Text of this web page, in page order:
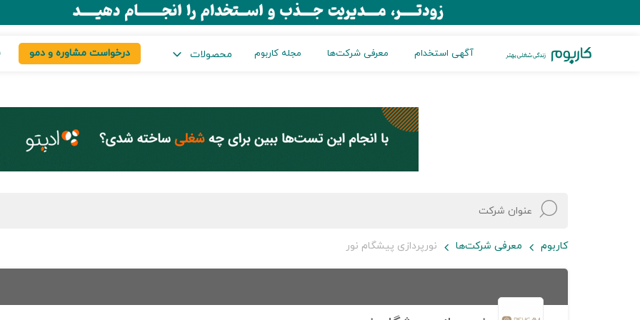
آگهی استخدام معرفی شرکت‌ها مجله کاربوم محصولات درخواست مشاوره و دمو
کاربوم معرفی شرکت‌ها نورپردازی پیشگام نور